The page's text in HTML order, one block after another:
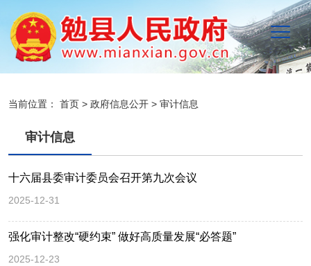
当前位置： 首页 > 政府信息公开 > 审计信息
审计信息
十六届县委审计委员会召开第九次会议
2025-12-31
强化审计整改“硬约束” 做好高质量发展“必答题”
2025-12-23